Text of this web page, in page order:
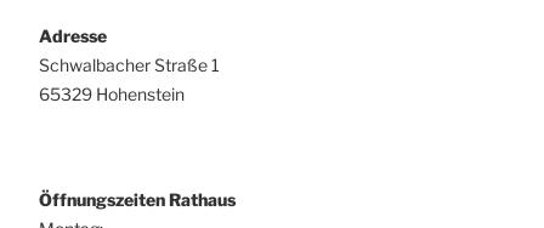
Adresse
Schwalbacher Straße 1
65329 Hohenstein
Öffnungszeiten Rathaus